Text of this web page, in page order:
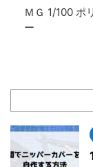
ＭＧ 1/100 ポ
ー